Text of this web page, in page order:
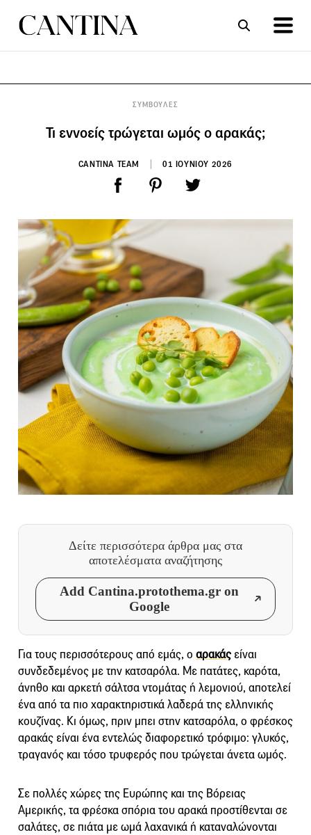
ΣΥΜΒΟΥΛΕΣ
Τι εννοείς τρώγεται ωμός ο αρακάς;
CANTINA TEAM 01 ΙΟΥΝΙΟΥ 2026
Δείτε περισσότερα άρθρα μας στα
αποτελέσματα αναζήτησης
Add Cantina.protothema.gr on
Google
Για τους περισσότερους από εμάς, ο αρακάς είναι
συνδεδεμένος με την κατσαρόλα. Με πατάτες, καρότα,
άνηθο και αρκετή σάλτσα ντομάτας ή λεμονιού, αποτελεί
ένα από τα πιο χαρακτηριστικά λαδερά της ελληνικής
κουζίνας. Κι όμως, πριν μπει στην κατσαρόλα, ο φρέσκος
αρακάς είναι ένα εντελώς διαφορετικό τρόφιμο: γλυκός,
τραγανός και τόσο τρυφερός που τρώγεται άνετα ωμός.
Σε πολλές χώρες της Ευρώπης και της Βόρειας
Αμερικής, τα φρέσκα σπόρια του αρακά προστίθενται σε
σαλάτες, σε πιάτα με ωμά λαχανικά ή καταναλώνονται